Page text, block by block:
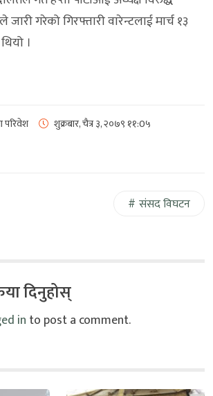
गरेको गिरफ्तारी वारेन्टलाई मार्च १३
।
परिवेश शुक्रबार, चैत्र ३, २०७९ ११:0५
संसद विघटन
दिनुहोस्
into post a comment.